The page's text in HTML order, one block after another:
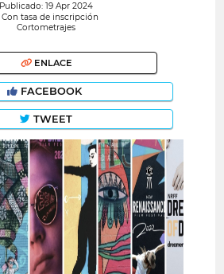
Publicado: 19 Apr 2024
Con tasa de inscripción
Cortometrajes
ENLACE
FACEBOOK
TWEET